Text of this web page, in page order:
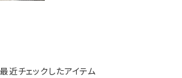
最近チェックしたアイテム